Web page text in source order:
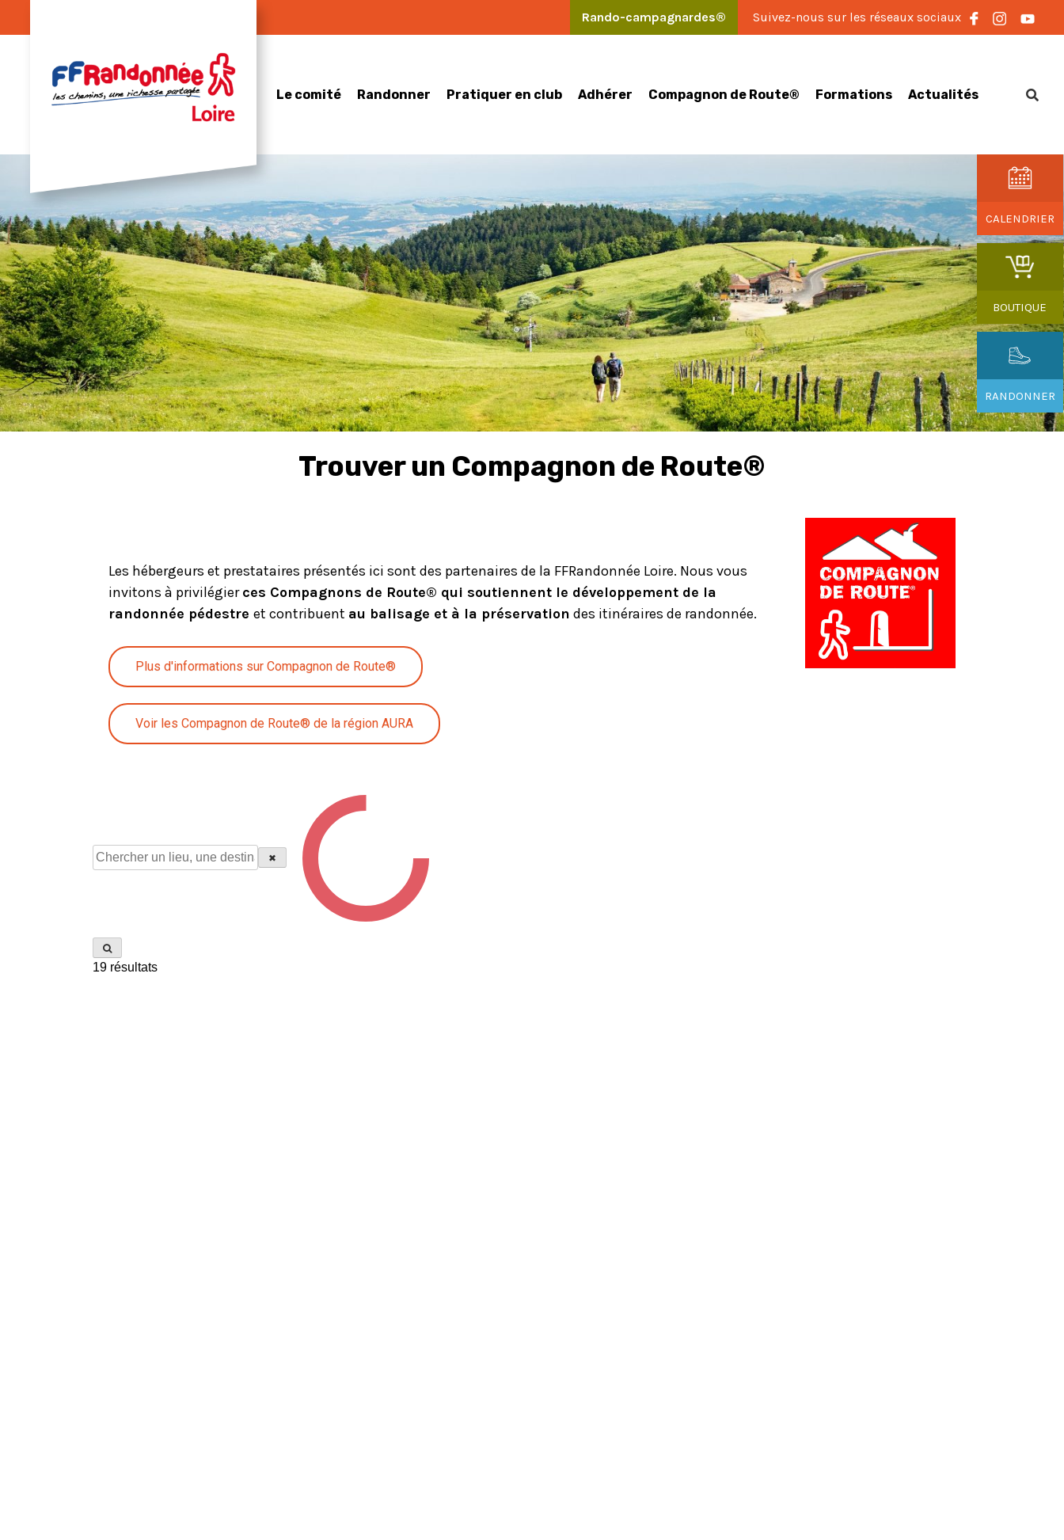
Rando-campagnardes® Suivez-nous sur les réseaux sociaux
Le comité Randonner Pratiquer en club Adhérer Compagnon de Route® Formations Actualités
CALENDRIER
BOUTIQUE
RANDONNER
Trouver un Compagnon de Route®
Les hébergeurs et prestataires présentés ici sont des partenaires de la FFRandonnée Loire. Nous vous
invitons à privilégierces Compagnons de Route® qui soutiennent le développement de la
randonnée pédestre et contribuent au balisage et à la préservation des itinéraires de randonnée.
Plus d'informations sur Compagnon de Route®
Voir les Compagnon de Route® de la région AURA
✖
19 résultats